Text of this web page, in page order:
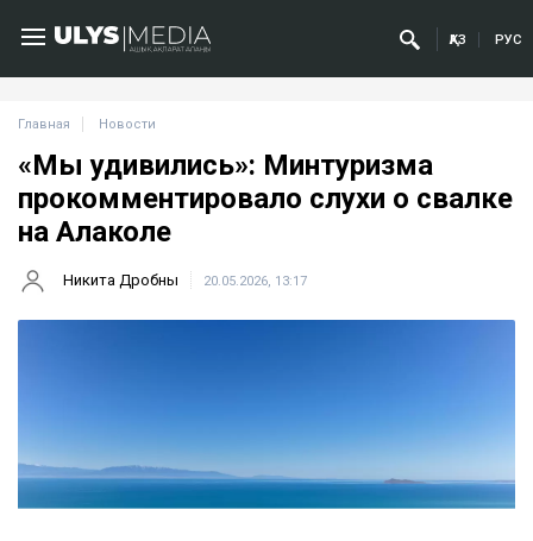
ҚАЗ РУС
Главная Новости
«Мы удивились»: Минтуризма
прокомментировало слухи о свалке
на Алаколе
Никита Дробны 20.05.2026, 13:17